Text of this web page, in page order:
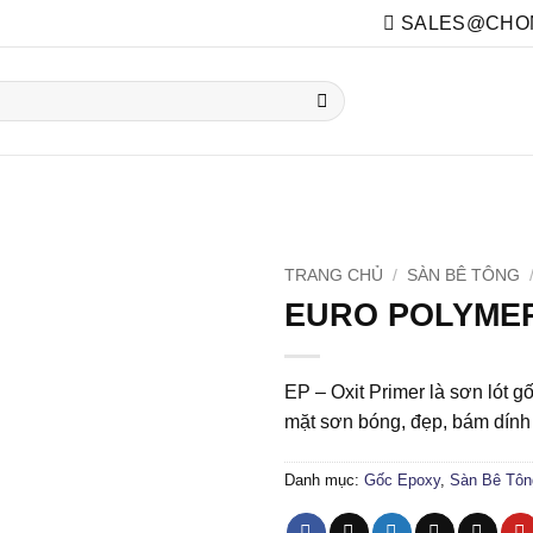
TRANG CHỦ / SÀN BÊ TÔNG
EURO
EP – Oxit Primer là sơn lót
mặt sơn bóng, đẹp, bám
Danh mục: Gốc Epoxy, Sàn Bê